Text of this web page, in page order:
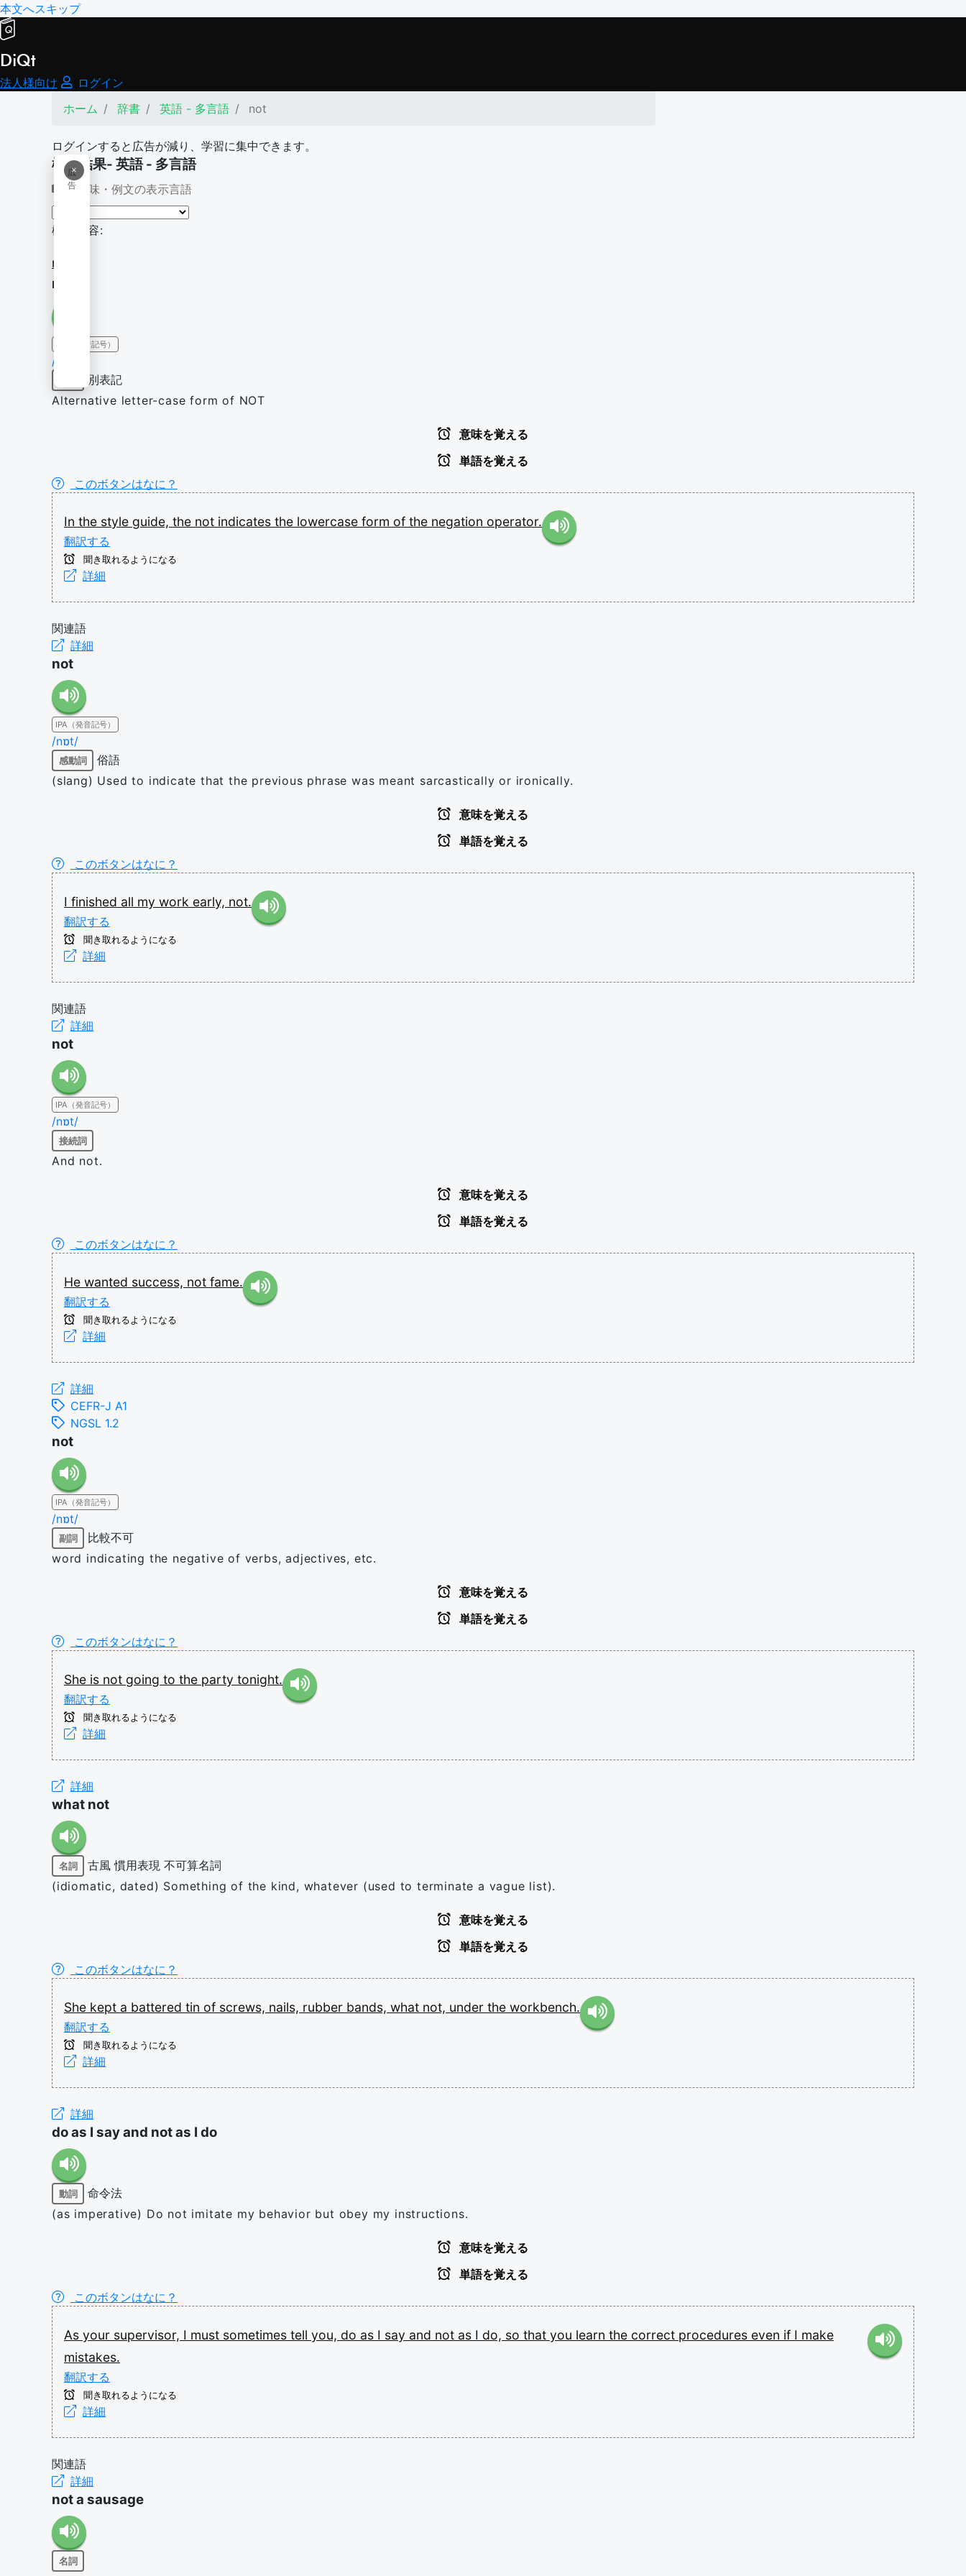
本文へスキップ
DiQt
法人様向け
ログイン
ホーム
辞書 英語 - 多言語 not
ログインすると広告が減り、学習に集中できます。
×
広
告
検索結果- 英語 - 多言語
意味・例文の表示言語
検索内容:
not
not
IPA（発音記号）
/nɒt/
別表記
Alternative letter-case form of NOT
意味を覚える
単語を覚える
このボタンはなに？
In the style guide, the not indicates the lowercase form of the negation operator.
翻訳する
聞き取れるようになる
詳細
関連語
詳細
not
IPA（発音記号）
/nɒt/
感動詞
俗語
(slang) Used to indicate that the previous phrase was meant sarcastically or ironically.
意味を覚える
単語を覚える
このボタンはなに？
I finished all my work early, not.
翻訳する
聞き取れるようになる
詳細
関連語
詳細
not
IPA（発音記号）
/nɒt/
接続詞
And not.
意味を覚える
単語を覚える
このボタンはなに？
He wanted success, not fame.
翻訳する
聞き取れるようになる
詳細
詳細
CEFR-J A1
NGSL 1.2
not
IPA（発音記号）
/nɒt/
副詞
比較不可
word indicating the negative of verbs, adjectives, etc.
意味を覚える
単語を覚える
このボタンはなに？
She is not going to the party tonight.
翻訳する
聞き取れるようになる
詳細
詳細
what not
名詞 古風 慣用表現 不可算名詞
(idiomatic, dated) Something of the kind, whatever (used to terminate a vague list).
意味を覚える
単語を覚える
このボタンはなに？
She kept a battered tin of screws, nails, rubber bands, what not, under the workbench.
翻訳する
聞き取れるようになる
詳細
詳細
do as I say and not as I do
動詞
命令法
(as imperative) Do not imitate my behavior but obey my instructions.
意味を覚える
単語を覚える
このボタンはなに？
As your supervisor, I must sometimes tell you, do as I say and not as I do, so that you learn the correct procedures even if I make
mistakes.
翻訳する
聞き取れるようになる
詳細
関連語
詳細
not a sausage
名詞